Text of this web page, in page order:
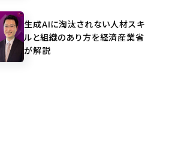
生成AIに淘汰されない人材スキ
ルと組織のあり方を経済産業省
が解説